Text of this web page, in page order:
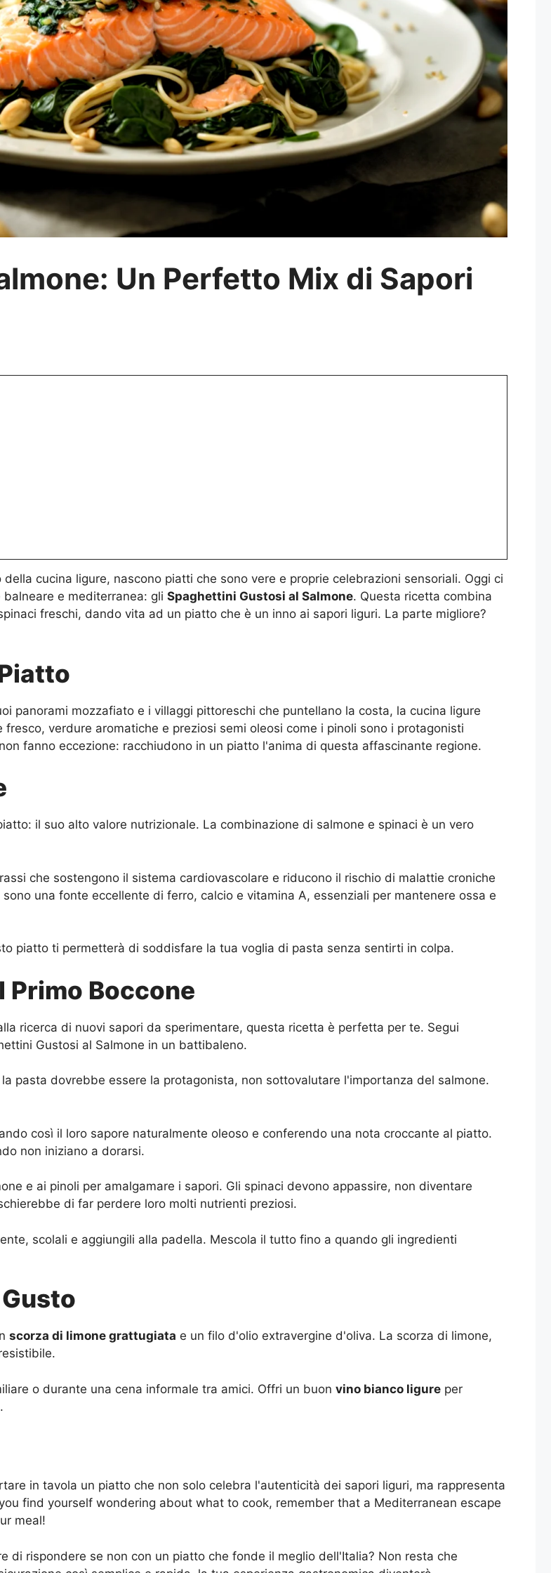
Un Perfetto Mix di Sapori
cucina ligure, nascono piatti che sono vere e proprie celebrazioni sensoriali. Oggi ci
e mediterranea: gli Spaghettini Gustosi al Salmone. Questa ricetta combina
freschi, dando vita ad un piatto che è un inno ai sapori liguri. La parte migliore?
panorami mozzafiato e i villaggi pittoreschi che puntellano la costa, la cucina ligure
verdure aromatiche e preziosi semi oleosi come i pinoli sono i protagonisti
non fanno eccezione: racchiudono in un piatto l'anima di questa affascinante regione.
il suo alto valore nutrizionale. La combinazione di salmone e spinaci è un vero
che sostengono il sistema cardiovascolare e riducono il rischio di malattie croniche
una fonte eccellente di ferro, calcio e vitamina A, essenziali per mantenere ossa e
piatto ti permetterà di soddisfare la tua voglia di pasta senza sentirti in colpa.
Primo Boccone
ricerca di nuovi sapori da sperimentare, questa ricetta è perfetta per te. Segui
Gustosi al Salmone in un battibaleno.
pasta dovrebbe essere la protagonista, non sottovalutare l'importanza del salmone.
così il loro sapore naturalmente oleoso e conferendo una nota croccante al piatto.
non iniziano a dorarsi.
e ai pinoli per amalgamare i sapori. Gli spinaci devono appassire, non diventare
di far perdere loro molti nutrienti preziosi.
scolali e aggiungili alla padella. Mescola il tutto fino a quando gli ingredienti
scorza di limone grattugiata e un filo d'olio extravergine d'oliva. La scorza di limone,
o durante una cena informale tra amici. Offri un buon vino bianco ligure per
in tavola un piatto che non solo celebra l'autenticità dei sapori liguri, ma rappresenta
find yourself wondering about what to cook, remember that a Mediterranean escape
meal!
di rispondere se non con un piatto che fonde il meglio dell'Italia? Non resta che